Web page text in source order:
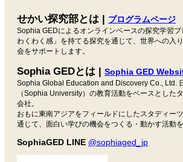
ゲ
ー
シ
ョ
ン
せかい探究部とは | プログラムページ
Sophia GEDによるオンラインベースの探究学習
わくわく感」を持てる探究を通じて、世界への入
会をサポートします。
Sophia GEDとは | Sophia GED
Sophia Global Education and Discovery Co., Ltd.
（Sophia University）の教育活動をベースとした
会社。
おもに東南アジアをフィールドにしたスタディー
通じて、面白い学びの機会をつくる・動かす活動を
SophiaGED LINE @sophiaged_jp